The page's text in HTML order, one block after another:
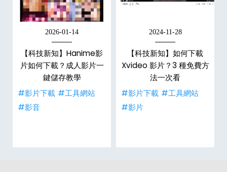
2026-01-14
【科技新知】Hanime影
片如何下載？成人影片一
鍵儲存教學
#影片下載 #工具網站
#影音
2024-11-28
【科技新知】如何下載
Xvideo 影片？3 種免費方
法一次看
#影片下載 #工具網站
#影片